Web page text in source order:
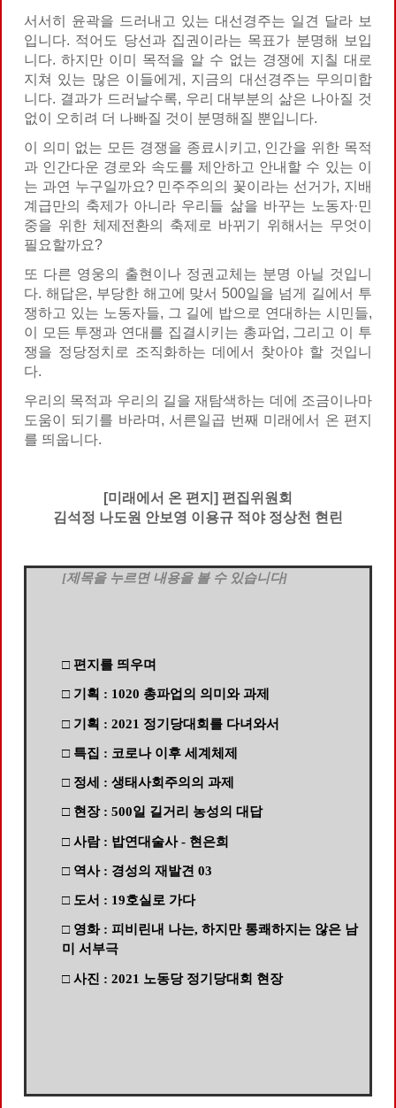
서서히 윤곽을 드러내고 있는 대선경주는 일견 달라 보
입니다. 적어도 당선과 집권이라는 목표가 분명해 보입
니다. 하지만 이미 목적을 알 수 없는 경쟁에 지칠 대로
지쳐 있는 많은 이들에게, 지금의 대선경주는 무의미합
니다. 결과가 드러날수록, 우리 대부분의 삶은 나아질 것
없이 오히려 더 나빠질 것이 분명해질 뿐입니다.
이 의미 없는 모든 경쟁을 종료시키고, 인간을 위한 목적
과 인간다운 경로와 속도를 제안하고 안내할 수 있는 이
는 과연 누구일까요? 민주주의의 꽃이라는 선거가, 지배
계급만의 축제가 아니라 우리들 삶을 바꾸는 노동자·민
중을 위한 체제전환의 축제로 바뀌기 위해서는 무엇이
필요할까요?
또 다른 영웅의 출현이나 정권교체는 분명 아닐 것입니
다. 해답은, 부당한 해고에 맞서 500일을 넘게 길에서 투
쟁하고 있는 노동자들, 그 길에 밥으로 연대하는 시민들,
이 모든 투쟁과 연대를 집결시키는 총파업, 그리고 이 투
쟁을 정당정치로 조직화하는 데에서 찾아야 할 것입니
다.
우리의 목적과 우리의 길을 재탐색하는 데에 조금이나마
도움이 되기를 바라며, 서른일곱 번째 미래에서 온 편지
를 띄웁니다.
[미래에서 온 편지] 편집위원회
김석정 나도원 안보영 이용규 적야 정상천 현린
[제목을 누르면 내용을 볼 수 있습니다]
□ 편지를 띄우며
□ 기획 : 1020 총파업의 의미와 과제
□ 기획 : 2021 정기당대회를 다녀와서
□ 특집 : 코로나 이후 세계체제
□ 정세 : 생태사회주의의 과제
□ 현장 : 500일 길거리 농성의 대답
□ 사람 : 밥연대술사 - 현은희
□ 역사 : 경성의 재발견 03
□ 도서 : 19호실로 가다
□ 영화 : 피비린내 나는, 하지만 통쾌하지는 않은 남
미 서부극
□ 사진 : 2021 노동당 정기당대회 현장